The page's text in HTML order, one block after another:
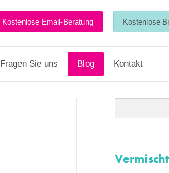
Fragen Sie uns Blog Kontakt
Kostenlose Email-Beratung Kostenlose